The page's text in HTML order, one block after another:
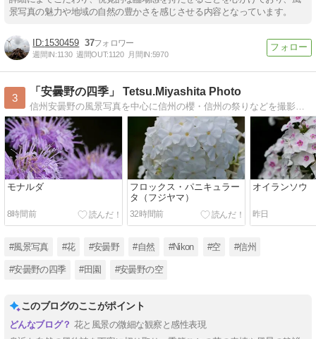
景写真の魅力や地域の自然の豊かさを感じさせる内容となっています。
1530459 37
週間IN:1130 週間OUT:1120 月間IN:5970
3
「安曇野の四季」 Tetsu.Miyashita Photo
信州安曇野の風景写真を中心に信州の櫻・信州の祭りなどを撮影しているフォトグラファーです。四季を通じて安曇野の空気感をお届けできればと思っています。祭りの…
モナルダ
8時間前
フロックス・パニキュラー
タ（フジヤマ）
32時間前
オイランソウ
昨日
#風景写真 #花 #安曇野 #自然 #Nikon #空 #信州
#安曇野の四季 #田園 #安曇野の空
このブログのここがポイント
花と風景の微細な観察と感性表現